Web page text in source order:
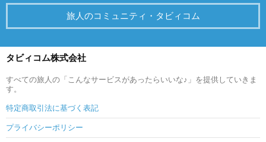
旅人のコミュニティ・タビィコム
タビィコム株式会社
すべての旅人の「こんなサービスがあったらいいな♪」を提供していきま
す。
特定商取引法に基づく表記
プライバシーポリシー